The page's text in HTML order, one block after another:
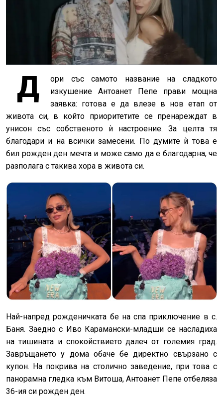
Д
ори със самото название на сладкото
изкушение Антоанет Пепе прави мощна
заявка: готова е да влезе в нов етап от
живота си, в който приоритетите се пренареждат в
унисон със собственото ѝ настроение. За целта тя
благодари и на всички замесени. По думите ѝ това е
бил рожден ден мечта и може само да е благодарна, че
разполага с такива хора в живота си.
Най-напред рожденичката бе на спа приключение в с.
Баня. Заедно с Иво Карамански-младши се насладиха
на тишината и спокойствието далеч от големия град.
Завръщането у дома обаче бе директно свързано с
купон. На покрива на столично заведение, при това с
панорамна гледка към Витоша, Антоанет Пепе отбеляза
36-ия си рожден ден.